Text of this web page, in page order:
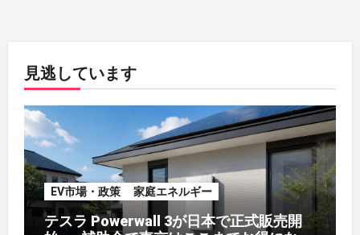
見逃しています
EV市場・政策 家庭エネルギー
テスラ Powerwall 3が日本で正式販売開